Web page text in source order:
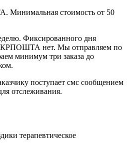
Минимальная стоимость от 50
Фиксированного дня
нет. Мы отправляем по
минимум три заказа до
поступает смс сообщением
отслеживания.
терапевтическое